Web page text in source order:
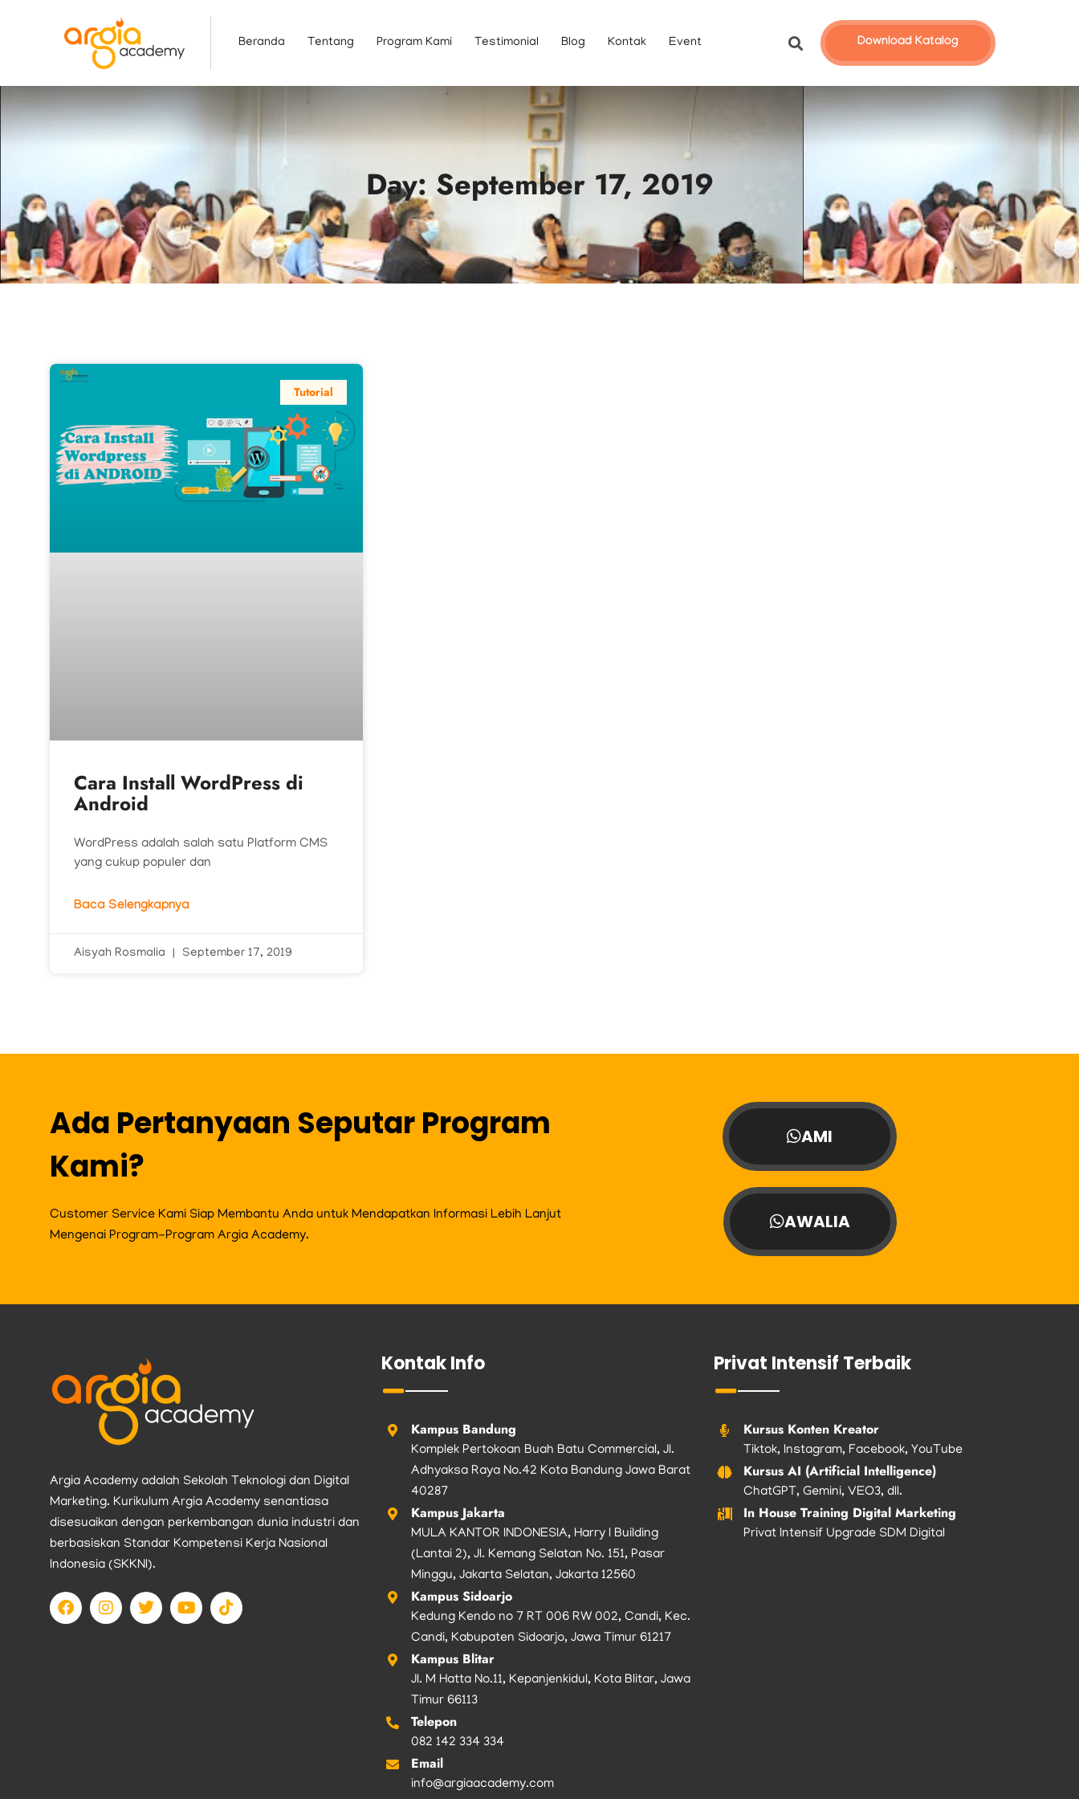
Beranda Tentang Program Kami Testimonial Blog Kontak Event Download Katalog
Day: September 17, 2019
Tutorial
Cara Install WordPress di
Android
WordPress adalah salah satu Platform CMS
yang cukup populer dan
Baca Selengkapnya
Aisyah Rosmalia September 17, 2019
Ada Pertanyaan Seputar Program
Kami?
Customer Service Kami Siap Membantu Anda untuk Mendapatkan Informasi Lebih Lanjut
Mengenai Program-Program Argia Academy.
AMI
AWALIA
Argia Academy adalah Sekolah Teknologi dan Digital
Marketing. Kurikulum Argia Academy senantiasa
disesuaikan dengan perkembangan dunia industri dan
berbasiskan Standar Kompetensi Kerja Nasional
Indonesia (SKKNI).
F
a
c
I
n
s
T
w
i
Y
o
u
T
i
k
Kontak Info
Kampus Bandung
Komplek Pertokoan Buah Batu Commercial, Jl.
Adhyaksa Raya No.42 Kota Bandung Jawa Barat
40287
Kampus Jakarta
MULA KANTOR INDONESIA, Harry I Building
(Lantai 2), Jl. Kemang Selatan No. 151, Pasar
Minggu, Jakarta Selatan, Jakarta 12560
Kampus Sidoarjo
Kedung Kendo no 7 RT 006 RW 002, Candi, Kec.
Candi, Kabupaten Sidoarjo, Jawa Timur 61217
Kampus Blitar
Jl. M Hatta No.11, Kepanjenkidul, Kota Blitar, Jawa
Timur 66113
Telepon
082 142 334 334
Email
info@argiaacademy.com
Privat Intensif Terbaik
Kursus Konten Kreator
Tiktok, Instagram, Facebook, YouTube
Kursus AI (Artificial Intelligence)
ChatGPT, Gemini, VEO3, dll.
In House Training Digital Marketing
Privat Intensif Upgrade SDM Digital